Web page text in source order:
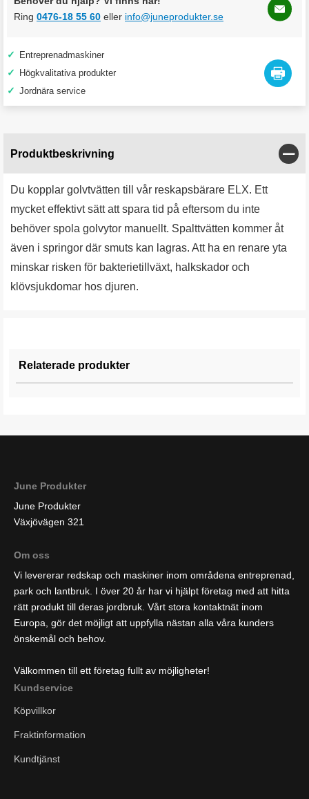
Ring 0476-18 55 60 eller info@juneprodukter.se
✓ Entreprenadmaskiner
✓ Högkvalitativa produkter
✓ Jordnära service
Produktbeskrivning
Du kopplar golvtvätten till vår reskapsbärare ELX. Ett
mycket effektivt sätt att spara tid på eftersom du inte
behöver spola golvytor manuellt. Spalttvätten kommer åt
även i springor där smuts kan lagras. Att ha en renare yta
minskar risken för bakterietillväxt, halkskador och
klövsjukdomar hos djuren.
Relaterade produkter
June Produkter
June Produkter
Växjövägen 321
Om oss
Vi levererar redskap och maskiner inom områdena entreprenad,
park och lantbruk. I över 20 år har vi hjälpt företag med att hitta
rätt produkt till deras jordbruk. Vårt stora kontaktnät inom
Europa, gör det möjligt att uppfylla nästan alla våra kunders
önskemål och behov.
Välkommen till ett företag fullt av möjligheter!
Kundservice
Köpvillkor
Fraktinformation
Kundtjänst